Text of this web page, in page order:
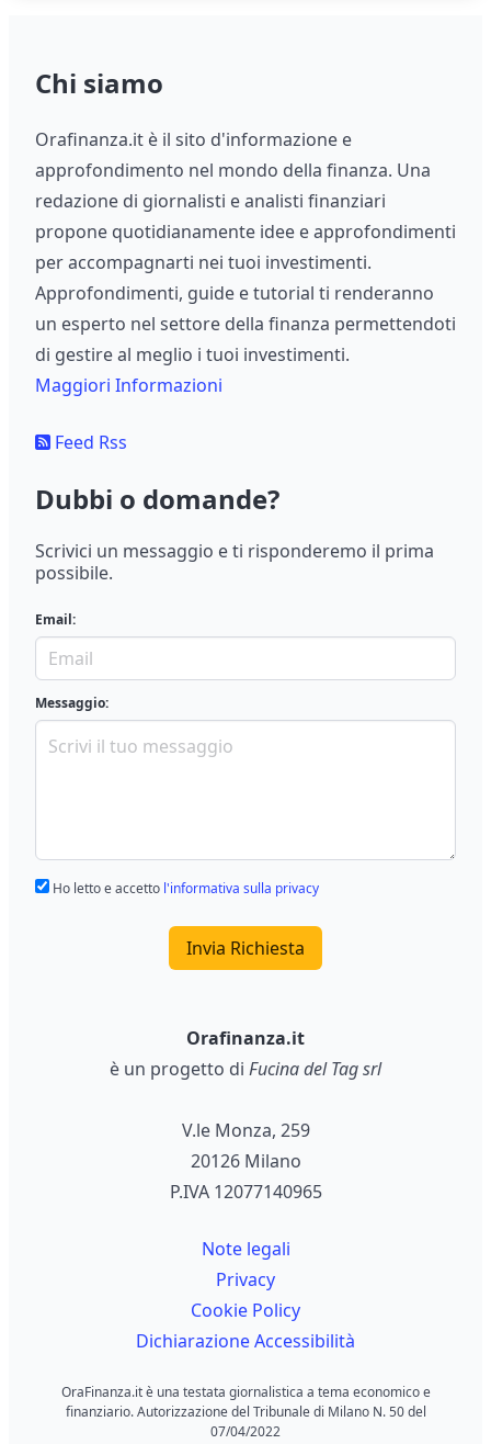
Chi siamo
Orafinanza.it è il sito d'informazione e
approfondimento nel mondo della finanza. Una
redazione di giornalisti e analisti finanziari
propone quotidianamente idee e approfondimenti
per accompagnarti nei tuoi investimenti.
Approfondimenti, guide e tutorial ti renderanno
un esperto nel settore della finanza permettendoti
di gestire al meglio i tuoi investimenti.
Maggiori Informazioni
Feed Rss
Dubbi o domande?
Scrivici un messaggio e ti risponderemo il prima
possibile.
Email:
Messaggio:
Ho letto e accetto l'informativa sulla privacy
Invia Richiesta
Orafinanza.it
è un progetto di Fucina del Tag srl
V.le Monza, 259
20126 Milano
P.IVA 12077140965
Note legali
Privacy
Cookie Policy
Dichiarazione Accessibilità
OraFinanza.it è una testata giornalistica a tema economico e
finanziario. Autorizzazione del Tribunale di Milano N. 50 del
07/04/2022